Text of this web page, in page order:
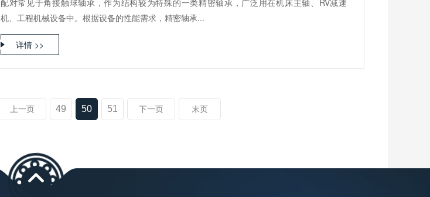
配对常见于角接触球轴承，作为结构较为特殊的一类精密轴承，广泛用在机床主轴、RV减速
机、工程机械设备中。根据设备的性能需求，精密轴承...
详情 >>
上一页 49 50 51 下一页 末页